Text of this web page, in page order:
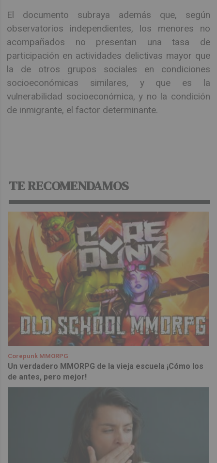
El documento subraya además que, según
observatorios independientes, los menores no
acompañados no presentan una tasa de
participación en actividades delictivas mayor que
la de otros grupos sociales en condiciones
socioeconómicas similares, y que es la
vulnerabilidad socioeconómica, y no la condición
de inmigrante, el factor determinante.
TE RECOMENDAMOS
Corepunk MMORPG
Un verdadero MMORPG de la vieja escuela ¡Cómo los
de antes, pero mejor!